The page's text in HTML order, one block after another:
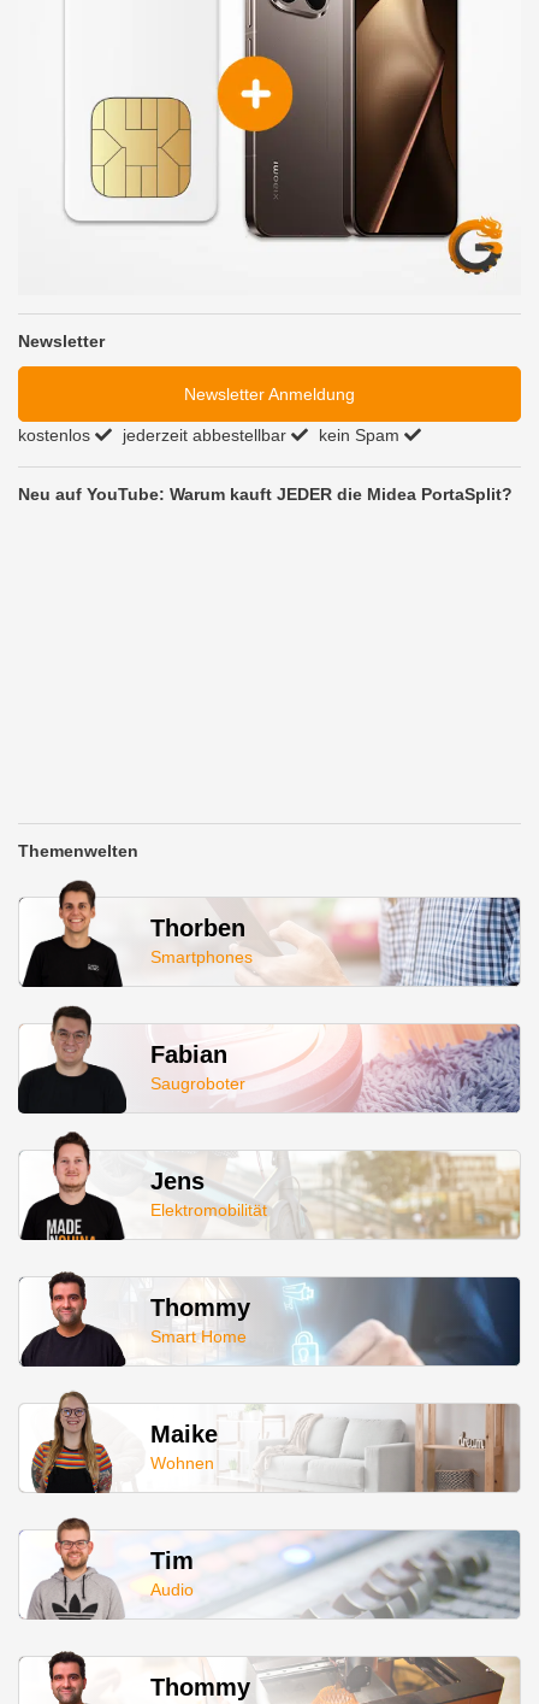
Newsletter
Newsletter Anmeldung
kostenlos jederzeit abbestellbar kein Spam
Neu auf YouTube: Warum kauft JEDER die Midea PortaSplit?
Themenwelten
Thorben
Smartphones
Fabian
Saugroboter
Jens
Elektromobilität
Thommy
Smart Home
Maike
Wohnen
Tim
Audio
Thommy